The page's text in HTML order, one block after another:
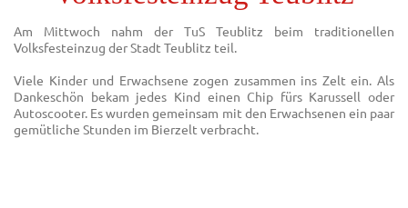
Am Mittwoch nahm der TuS Teublitz beim traditionellen
Volksfesteinzug der Stadt Teublitz teil.
Viele Kinder und Erwachsene zogen zusammen ins Zelt ein. Als
Dankeschön bekam jedes Kind einen Chip fürs Karussell oder
Autoscooter. Es wurden gemeinsam mit den Erwachsenen ein paar
gemütliche Stunden im Bierzelt verbracht.